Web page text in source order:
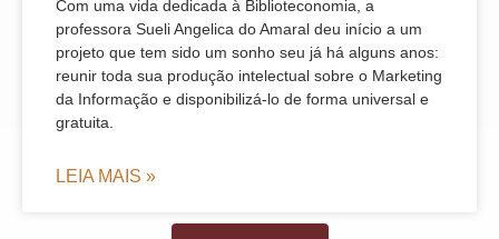
Com uma vida dedicada à Biblioteconomia, a
professora Sueli Angelica do Amaral deu início a um
projeto que tem sido um sonho seu já há alguns anos:
reunir toda sua produção intelectual sobre o Marketing
da Informação e disponibilizá-lo de forma universal e
gratuita.
LEIA MAIS »